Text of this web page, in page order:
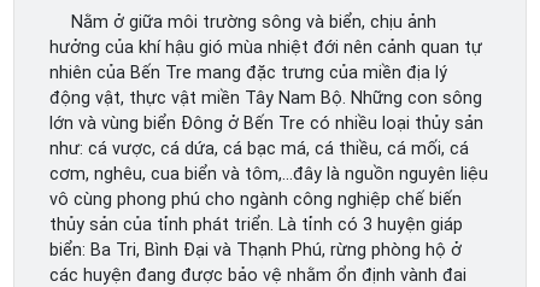
Nằm ở giữa môi trường sông và biển, chịu ảnh
hưởng của khí hậu gió mùa nhiệt đới nên cảnh quan tự
nhiên của Bến Tre mang đặc trưng của miền địa lý
động vật, thực vật miền Tây Nam Bộ. Những con sông
lớn và vùng biển Đông ở Bến Tre có nhiều loại thủy sản
như: cá vược, cá dứa, cá bạc má, cá thiều, cá mối, cá
cơm, nghêu, cua biển và tôm,…đây là nguồn nguyên liệu
vô cùng phong phú cho ngành công nghiệp chế biến
thủy sản của tỉnh phát triển. Là tỉnh có 3 huyện giáp
biển: Ba Tri, Bình Đại và Thạnh Phú, rừng phòng hộ ở
các huyện đang được bảo vệ nhằm ổn định vành đai